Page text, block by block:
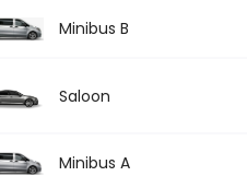
Minibus B
Saloon
Minibus A